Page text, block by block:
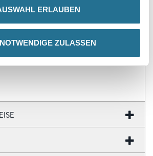
ERLAUBEN
ZULASSEN
Tapetenmotive
Latexfarben